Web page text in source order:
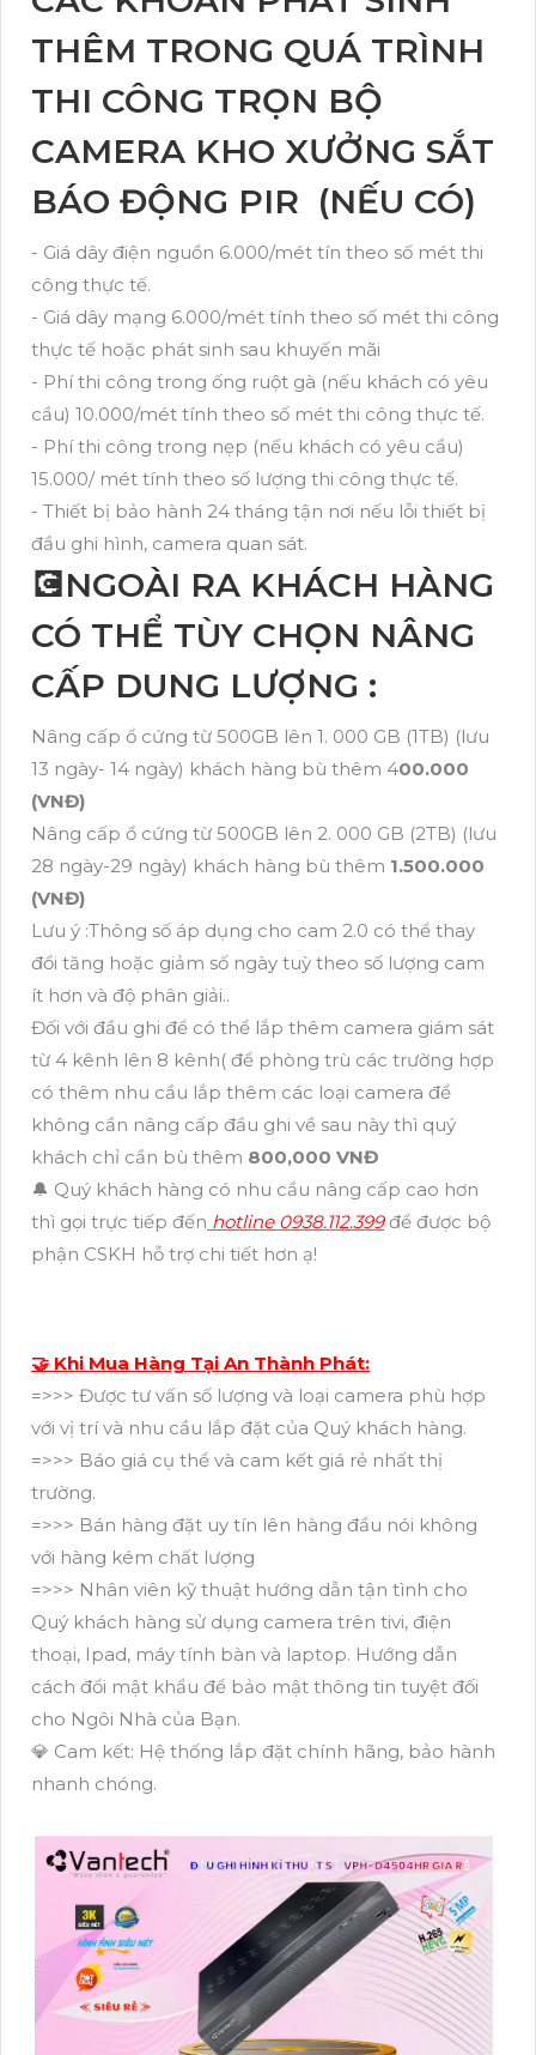
THÊM TRONG QUÁ TRÌNH
THI CÔNG TRỌN BỘ
CAMERA KHO XƯỞNG SẮT
BÁO ĐỘNG PIR (NẾU CÓ)
- Giá dây điện nguồn 6.000/mét tín theo số mét thi
công thực tế.
- Giá dây mạng 6.000/mét tính theo số mét thi công
thực tế hoặc phát sinh sau khuyến mãi
- Phí thi công trong ống ruột gà (nếu khách có yêu
cầu) 10.000/mét tính theo số mét thi công thực tế.
- Phí thi công trong nẹp (nếu khách có yêu cầu)
15.000/ mét tính theo số lượng thi công thực tế.
- Thiết bị bảo hành 24 tháng tận nơi nếu lỗi thiết bị
đầu ghi hình, camera quan sát.
💽NGOÀI RA KHÁCH HÀNG
CÓ THỂ TÙY CHỌN NÂNG
CẤP DUNG LƯỢNG :
Nâng cấp ổ cứng từ 500GB lên 1. 000 GB (1TB) (lưu
13 ngày- 14 ngày) khách hàng bù thêm 400.000
(VNĐ)
Nâng cấp ổ cứng từ 500GB lên 2. 000 GB (2TB) (lưu
28 ngày-29 ngày) khách hàng bù thêm 1.500.000
(VNĐ)
Lưu ý :Thông số áp dụng cho cam 2.0 có thể thay
đổi tăng hoặc giảm số ngày tuỳ theo số lượng cam
ít hơn và độ phân giải..
Đối với đầu ghi để có thể lắp thêm camera giám sát
từ 4 kênh lên 8 kênh( để phòng trù các trường hợp
có thêm nhu cầu lắp thêm các loại camera để
không cần nâng cấp đầu ghi về sau này thì quý
khách chỉ cần bù thêm 800,000 VNĐ
🔔 Quý khách hàng có nhu cầu nâng cấp cao hơn
thì gọi trực tiếp đến hotline 0938.112.399để được bộ
phận CSKH hỗ trợ chi tiết hơn ạ!
🤝 Khi Mua Hàng Tại An Thành Phát:
=>>> Được tư vấn số lượng và loại camera phù hợp
với vị trí và nhu cầu lắp đặt của Quý khách hàng.
=>>> Báo giá cụ thể và cam kết giá rẻ nhất thị
trường.
=>>> Bán hàng đặt uy tín lên hàng đầu nói không
với hàng kém chất lượng
=>>> Nhân viên kỹ thuật hướng dẫn tận tình cho
Quý khách hàng sử dụng camera trên tivi, điện
thoại, Ipad, máy tính bàn và laptop. Hướng dẫn
cách đổi mật khẩu để bảo mật thông tin tuyệt đối
cho Ngôi Nhà của Bạn.
💎 Cam kết: Hệ thống lắp đặt chính hãng, bảo hành
nhanh chóng.